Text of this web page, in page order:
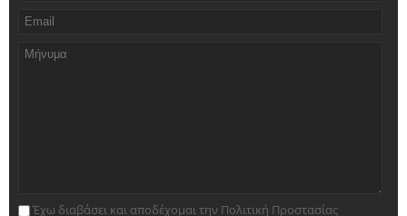
Έχω διαβάσει και αποδέχομαι την Πολιτική Προστασίας